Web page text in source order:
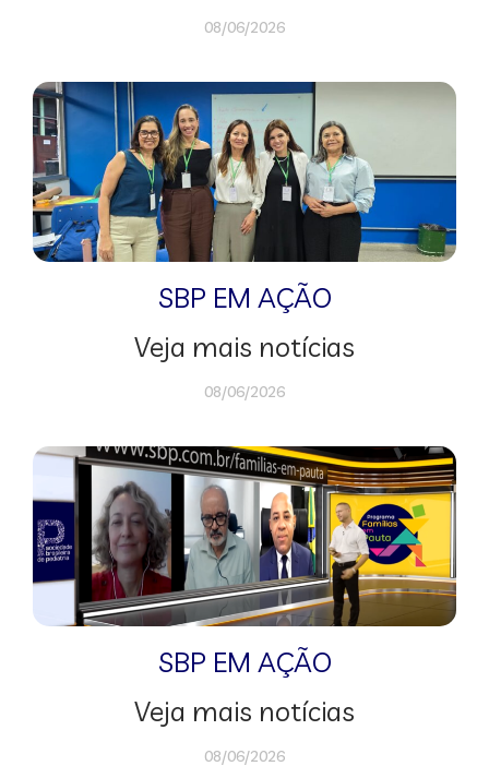
08/06/2026
SBP EM AÇÃO
Veja mais notícias
08/06/2026
SBP EM AÇÃO
Veja mais notícias
08/06/2026